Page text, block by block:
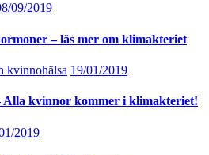
09/2019
– läs mer om klimakteriet
kvinnohälsa 19/01/2019
Alla kvinnor kommer i klimakteriet!
2019